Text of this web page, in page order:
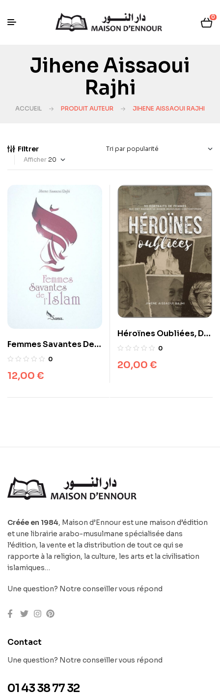
0
Jihene Aissaoui
Rajhi
ACCUEIL PRODUIT AUTEUR JIHENE AISSAOUI RAJHI
Filtrer
Afficher
Femmes Savantes De
L’Islam,
0
12,00 €
Héroïnes Oubliées, De
JIhene Aissaoui Rajhi
0
20,00 €
Créée en 1984, Maison d’Ennour est une maison d’édition
et une librairie arabo-musulmane spécialisée dans
l’édition, la vente et la distribution de tout ce qui se
rapporte à la religion, la culture, les arts et la civilisation
islamiques…
Une question? Notre conseiller vous répond
Contact
Une question? Notre conseiller vous répond
01 43 38 77 32